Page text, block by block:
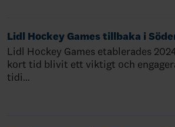
Lidl Hockey Games tillbaka i
Lidl Hockey Games etablerades
kort tid blivit ett viktigt och
tidi…